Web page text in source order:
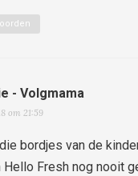
- Volgmama
om 21:59
die bordjes van de
Hello Fresh nog nooit